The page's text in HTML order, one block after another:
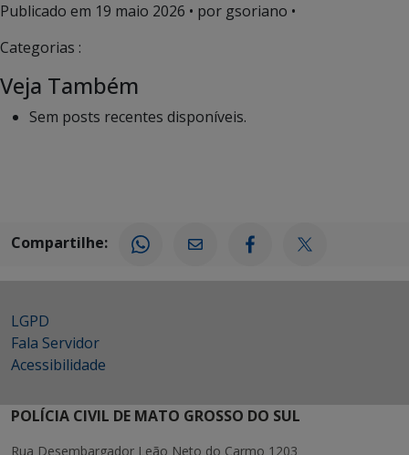
Publicado em 19 maio 2026 • por gsoriano •
Categorias :
Veja Também
Sem posts recentes disponíveis.
Compartilhe:
LGPD
Fala Servidor
Acessibilidade
POLÍCIA CIVIL DE MATO GROSSO DO SUL
Rua Desembargador Leão Neto do Carmo 1203